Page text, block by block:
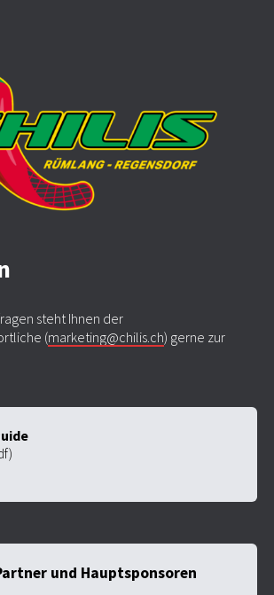
steht Ihnen der
(marketing@chilis.ch) gerne zur
und Hauptsponsoren